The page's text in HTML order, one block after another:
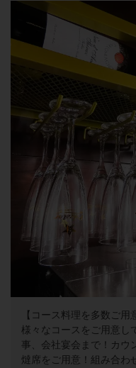
【コース料理を多数ご
様々なコースをご用意し
事、会社宴会まで！カウ
燵席をご用意！組み合